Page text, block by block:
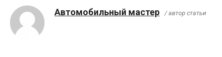
Автомобильный мастер / автор статьи